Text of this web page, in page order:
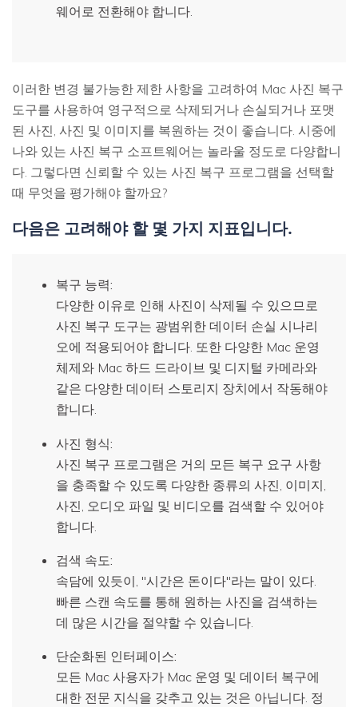
웨어로 전환해야 합니다.
이러한 변경 불가능한 제한 사항을 고려하여 Mac 사진 복구
도구를 사용하여 영구적으로 삭제되거나 손실되거나 포맷
된 사진, 사진 및 이미지를 복원하는 것이 좋습니다. 시중에
나와 있는 사진 복구 소프트웨어는 놀라울 정도로 다양합니
다. 그렇다면 신뢰할 수 있는 사진 복구 프로그램을 선택할
때 무엇을 평가해야 할까요?
다음은 고려해야 할 몇 가지 지표입니다.
복구 능력:
다양한 이유로 인해 사진이 삭제될 수 있으므로
사진 복구 도구는 광범위한 데이터 손실 시나리
오에 적용되어야 합니다. 또한 다양한 Mac 운영
체제와 Mac 하드 드라이브 및 디지털 카메라와
같은 다양한 데이터 스토리지 장치에서 작동해야
합니다.
사진 형식:
사진 복구 프로그램은 거의 모든 복구 요구 사항
을 충족할 수 있도록 다양한 종류의 사진, 이미지,
사진, 오디오 파일 및 비디오를 검색할 수 있어야
합니다.
검색 속도:
속담에 있듯이, "시간은 돈이다"라는 말이 있다.
빠른 스캔 속도를 통해 원하는 사진을 검색하는
데 많은 시간을 절약할 수 있습니다.
단순화된 인터페이스:
모든 Mac 사용자가 Mac 운영 및 데이터 복구에
대한 전문 지식을 갖추고 있는 것은 아닙니다. 정